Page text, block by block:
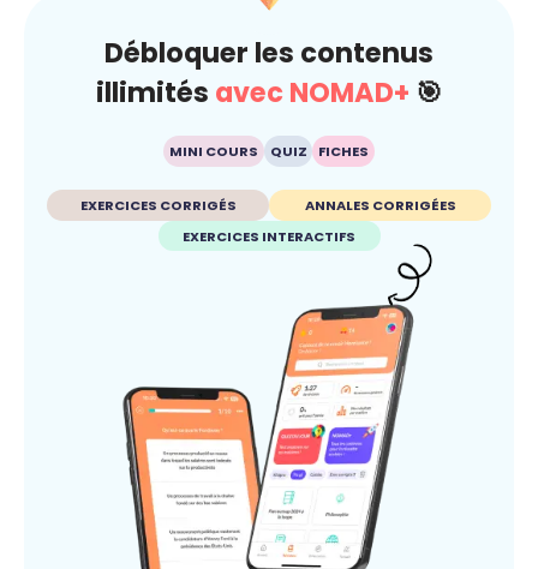
Débloquer les contenus
illimités avec NOMAD+ 🎯
MINI COURS QUIZ FICHES
EXERCICES CORRIGÉS
ANNALES CORRIGÉES
EXERCICES INTERACTIFS